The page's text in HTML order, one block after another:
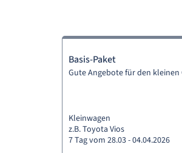
Basis-Paket
Gute Angebote für den
Kleinwagen
z.B. Toyota Vios
7 Tag vom 28.03 - 04.04.2026